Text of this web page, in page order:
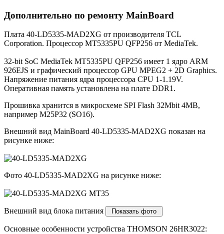
Дополнительно по ремонту MainBoard
Плата 40-LD5335-MAD2XG от производителя TCL
Corporation. Процессор MT5335PU QFP256 от MediaTek.
32-bit SoC MediaTek MT5335PU QFP256 имеет 1 ядро ARM
926EJS и графический процессор GPU MPEG2 + 2D Graphics.
Напряжение питания ядра процессора CPU 1-1.19V.
Оперативная память установлена на плате DDR1.
Прошивка хранится в микросхеме SPI Flash 32Mbit 4MB,
например M25P32 (SO16).
Внешний вид MainBoard 40-LD5335-MAD2XG показан на
рисунке ниже:
Фото 40-LD5335-MAD2XG на рисунке ниже:
Внешний вид блока питания
Основные особенности устройства THOMSON 26HR3022: